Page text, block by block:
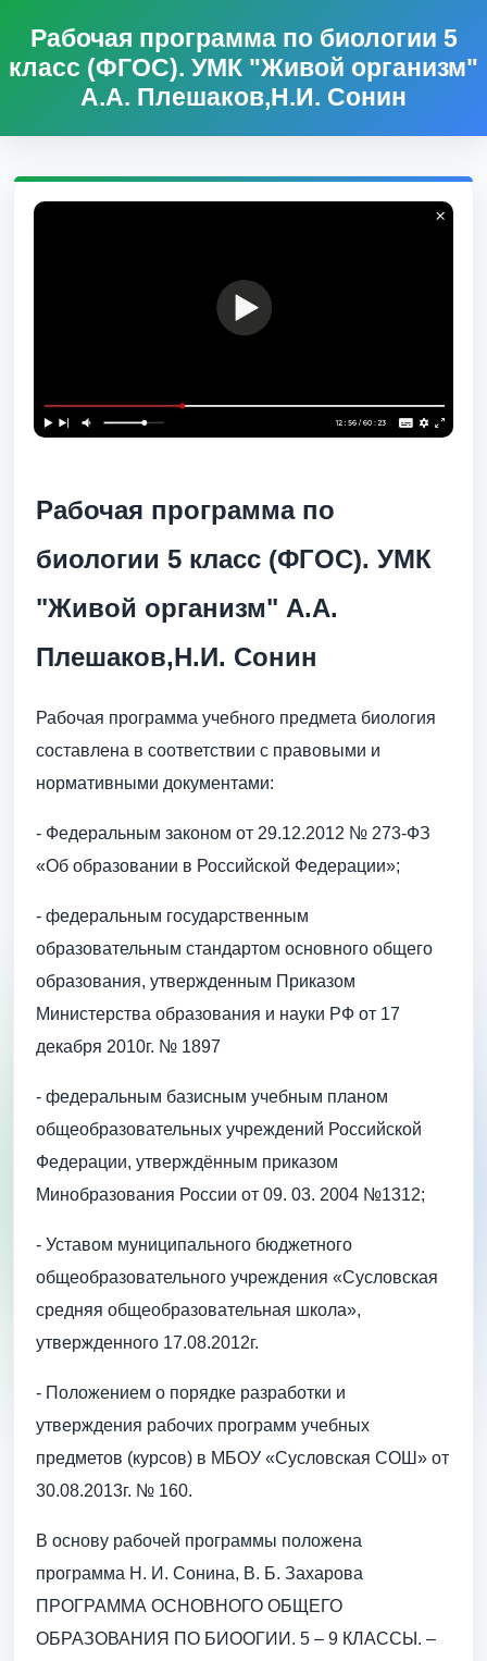
Рабочая программа по биологии 5
класс (ФГОС). УМК "Живой организм"
А.А. Плешаков,Н.И. Сонин
Рабочая программа по
биологии 5 класс (ФГОС). УМК
"Живой организм" А.А.
Плешаков,Н.И. Сонин
Рабочая программа учебного предмета биология
составлена в соответствии с правовыми и
нормативными документами:
- Федеральным законом от 29.12.2012 № 273-ФЗ
«Об образовании в Российской Федерации»;
- федеральным государственным
образовательным стандартом основного общего
образования, утвержденным Приказом
Министерства образования и науки РФ от 17
декабря 2010г. № 1897
- федеральным базисным учебным планом
общеобразовательных учреждений Российской
Федерации, утверждённым приказом
Минобразования России от 09. 03. 2004 №1312;
- Уставом муниципального бюджетного
общеобразовательного учреждения «Сусловская
средняя общеобразовательная школа»,
утвержденного 17.08.2012г.
- Положением о порядке разработки и
утверждения рабочих программ учебных
предметов (курсов) в МБОУ «Сусловская СОШ» от
30.08.2013г. № 160.
В основу рабочей программы положена
программа Н. И. Сонина, В. Б. Захарова
ПРОГРАММА ОСНОВНОГО ОБЩЕГО
ОБРАЗОВАНИЯ ПО БИООГИИ. 5 – 9 КЛАССЫ. –